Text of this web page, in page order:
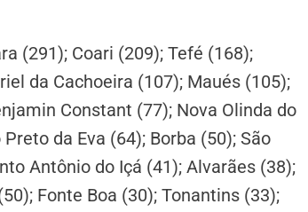
(291); Coari (209); Tefé (168);
da Cachoeira (107); Maués (105);
Constant (77); Nova Olinda do
da Eva (64); Borba (50); São
Antônio do Içá (41); Alvarães (38);
Fonte Boa (30); Tonantins (33);